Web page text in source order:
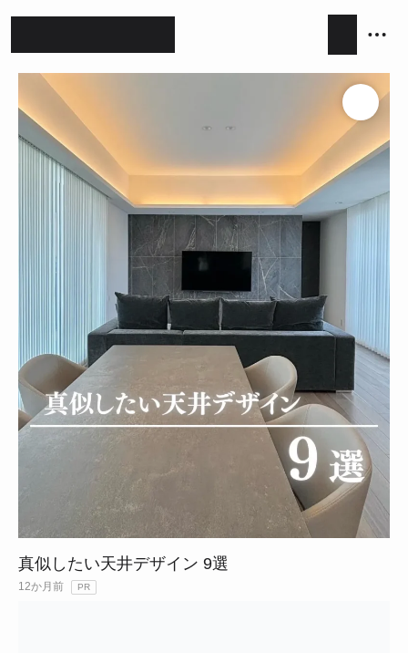
真似したい天井デザイン 9選
12か月前 PR
ホテルライク
キッチン
積水ハウス
アイ工務店
キッチンハウス / kitchenhouse
LIXIL